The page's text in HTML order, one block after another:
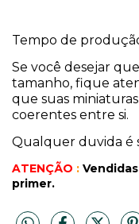
Tempo de
Se você desejar
tamanho, fique
que suas
coerentes entre si.
Qualquer duvida é
ATENÇÃO :
primer.